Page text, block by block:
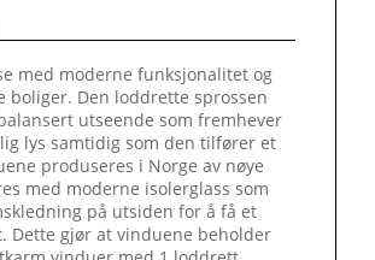
med moderne funksjonalitet og
boliger. Den loddrette sprossen
utseende som fremhever
lys samtidig som den tilfører et
produseres i Norge av nøye
med moderne isolerglass som
på utsiden for å få et
Dette gjør at vinduene beholder